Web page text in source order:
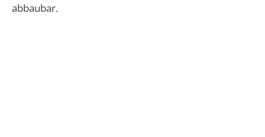
abbaubar.